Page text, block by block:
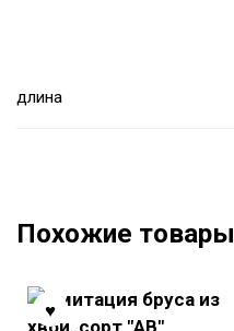
длина
Похожие товары